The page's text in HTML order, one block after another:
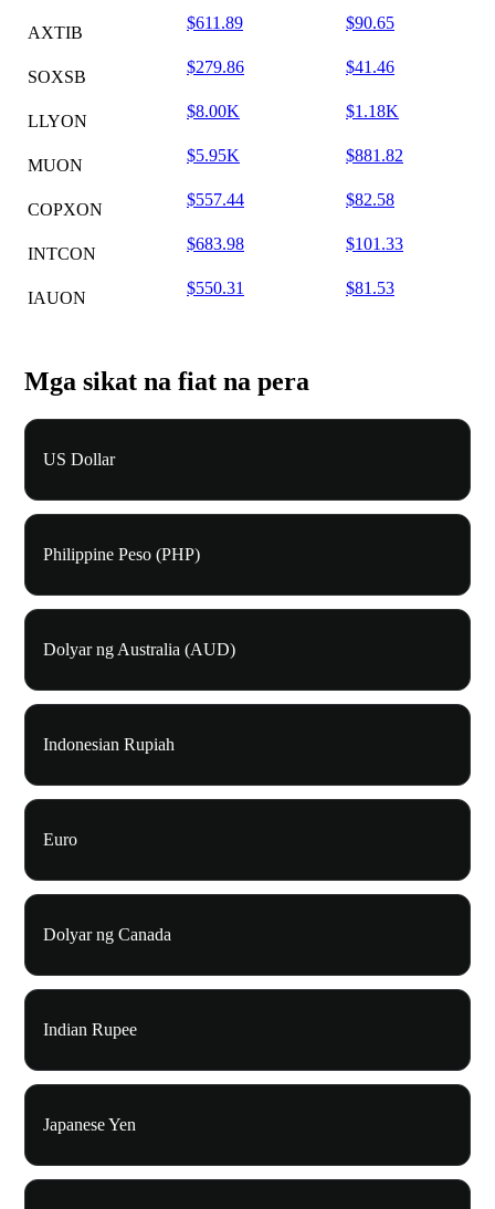
AXTIB
$611.89 $90.65
SOXSB
$279.86 $41.46
LLYON
$8.00K $1.18K
MUON
$5.95K $881.82
COPXON
$557.44 $82.58
INTCON
$683.98 $101.33
IAUON
$550.31 $81.53
Mga sikat na fiat na pera
US Dollar
Philippine Peso (PHP)
Dolyar ng Australia (AUD)
Indonesian Rupiah
Euro
Dolyar ng Canada
Indian Rupee
Japanese Yen